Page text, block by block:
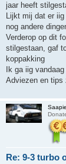
jaar heeft
Lijkt mij dat er
nog andere
Verderop op dit
stilgestaan, gaf
koppakking
Ik ga iig
Adviezen en tips
Saapie
Re: 9-3 turbo